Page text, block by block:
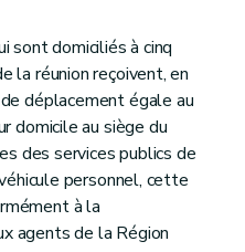
sont domiciliés à cinq
la réunion reçoivent, en
déplacement égale au
domicile au siège du
des services publics de
personnel, cette
à la
agents de la Région